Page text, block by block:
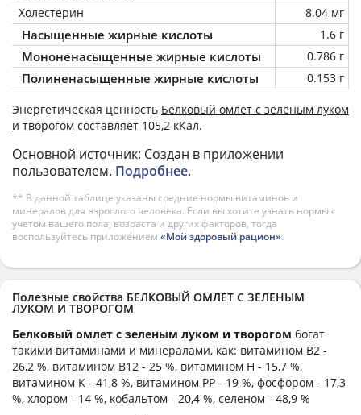
Холестерин 8.04 мг
Насыщенные жирные кислоты 1.6 г
Мононенасыщенные жирные кислоты 0.786 г
Полиненасыщенные жирные кислоты 0.153 г
Энергетическая ценность Белковый омлет с зеленым луком
и творогом составляет 105,2 кКал.
Основной источник: Создан в приложении
пользователем. Подробнее.
** В данной таблице указаны средние нормы витаминов и
минералов для взрослого человека. Если вы хотите узнать нормы с
учетом вашего пола, возраста и других факторов, тогда
воспользуйтесь приложением «Мой здоровый рацион».
Полезные свойства БЕЛКОВЫЙ ОМЛЕТ С ЗЕЛЕНЫМ
ЛУКОМ И ТВОРОГОМ
Белковый омлет с зеленым луком и творогом богат
такими витаминами и минералами, как: витамином B2 -
26,2 %, витамином B12 - 25 %, витамином H - 15,7 %,
витамином K - 41,8 %, витамином PP - 19 %, фосфором - 17,3
%, хлором - 14 %, кобальтом - 20,4 %, селеном - 48,9 %